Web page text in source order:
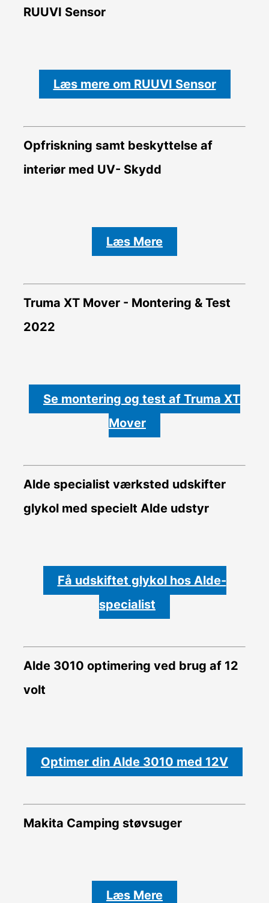
RUUVI Sensor
Læs mere om RUUVI Sensor
Opfriskning samt beskyttelse af
interiør med UV- Skydd
Læs Mere
Truma XT Mover - Montering & Test
2022
Se montering og test af Truma XT
Mover
Alde specialist værksted udskifter
glykol med specielt Alde udstyr
Få udskiftet glykol hos Alde-
specialist
Alde 3010 optimering ved brug af 12
volt
Optimer din Alde 3010 med 12V
Makita Camping støvsuger
Læs Mere